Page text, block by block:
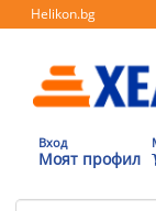
Helikon.bg
Вход
Моят профил